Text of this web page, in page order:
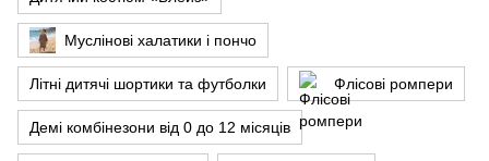
Муслінові халатики і пончо
Літні дитячі шортики та футболки Флісові ромпери
Демі комбінезони від 0 до 12 місяців